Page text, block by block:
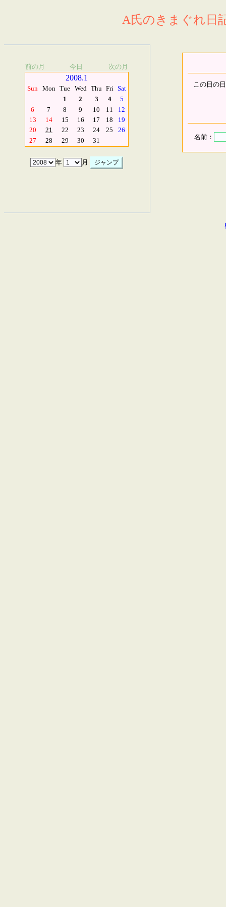
A氏のきまぐれ日
前の月 今日 次の月
2008.1
Sun Mon Tue Wed Thu Fri Sat
1
2 3 4
5
6
7 8 9 10 11
12
13
14 15 16 17 18
19
20
21 22 23 24 25
26
27
28 29 30 31
年 月
この日の
名前：